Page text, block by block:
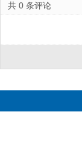
共 0 条评论